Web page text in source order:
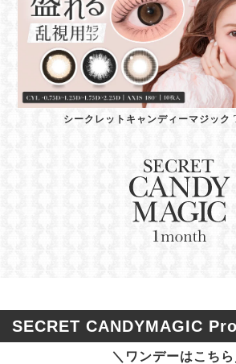
シークレットキャンディーマジッ
SECRET CANDYMAGIC
＼ワンデーはこちら